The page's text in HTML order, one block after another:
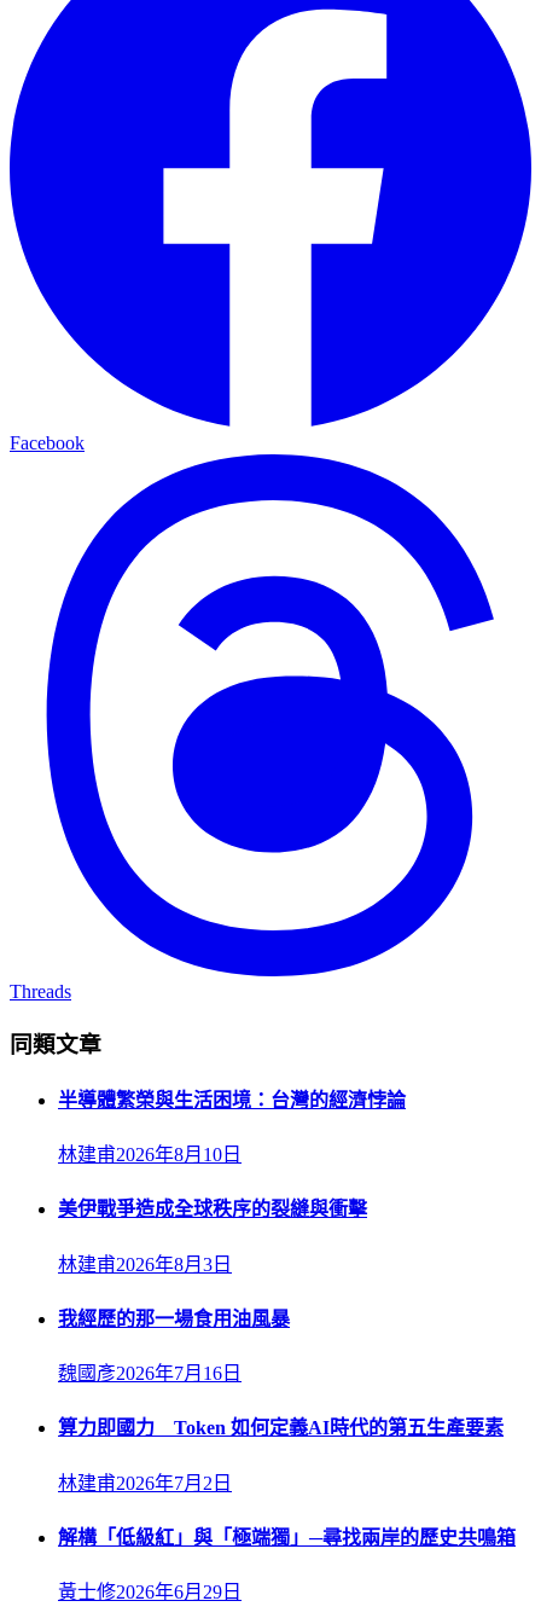
Facebook
Threads
同類文章
半導體繁榮與生活困境：台灣的經濟悖論
林建甫2026年8月10日
美伊戰爭造成全球秩序的裂縫與衝擊
林建甫2026年8月3日
我經歷的那一場食用油風暴
魏國彥2026年7月16日
算力即國力 Token 如何定義AI時代的第五生產要素
林建甫2026年7月2日
解構「低級紅」與「極端獨」─尋找兩岸的歷史共鳴箱
黃士修2026年6月29日